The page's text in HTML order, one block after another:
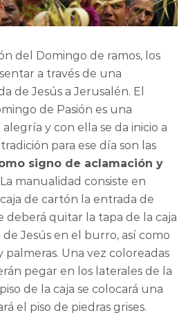
del Domingo de ramos, los
a través de una
de Jesús a Jerusalén. El
de Pasión es una
y con ella se da inicio a
para ese día son las
signo de aclamación y
La manualidad consiste en
de cartón la entrada de
deberá quitar la tapa de la caja
Jesús en el burro, así como
palmeras. Una vez coloreadas
pegar en los laterales de la
de la caja se colocará una
el piso de piedras grises.